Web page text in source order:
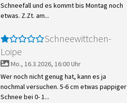
Schneefall und es kommt bis Montag noch
etwas. Z.Zt. am...
Schneewittchen-
Loipe
Mo., 16.3.2026, 16:00 Uhr
Wer noch nicht genug hat, kann es ja
nochmal versuchen. 5-6 cm etwas pappiger
Schnee bei 0- 1...